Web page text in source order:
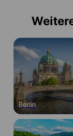
Berlin